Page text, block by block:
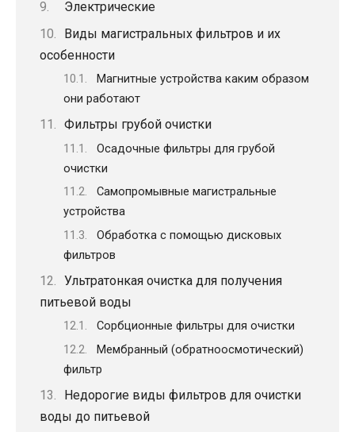
Электрические
Виды магистральных фильтров и их
особенности
Магнитные устройства каким образом
они работают
Фильтры грубой очистки
Осадочные фильтры для грубой
очистки
Самопромывные магистральные
устройства
Обработка с помощью дисковых
фильтров
Ультратонкая очистка для получения
питьевой воды
Сорбционные фильтры для очистки
Мембранный (обратноосмотический)
фильтр
Недорогие виды фильтров для очистки
воды до питьевой